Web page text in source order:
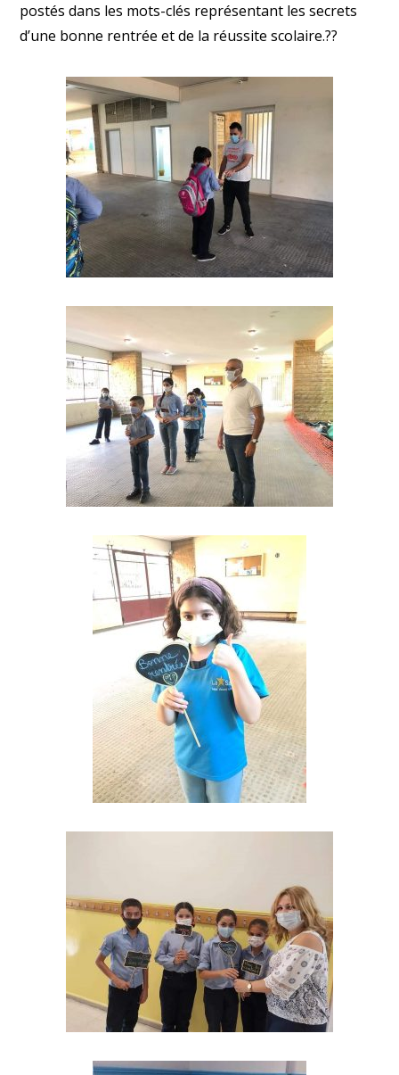
postés dans les mots-clés représentant les secrets
d’une bonne rentrée et de la réussite scolaire.??